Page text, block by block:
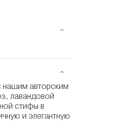
нашим авторским
лавандовой
стифы в
и элегантную